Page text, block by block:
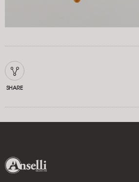
SHARE